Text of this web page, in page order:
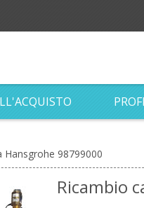
98799000
Ricambio